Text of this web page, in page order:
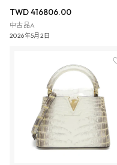
TWD 416806.00
中古品A
2026年5月2日